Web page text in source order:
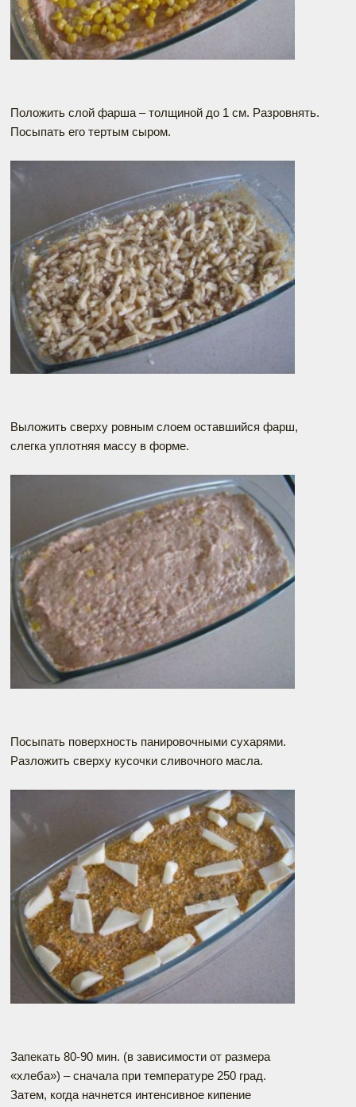
Положить слой фарша – толщиной до 1 см. Разровнять.
Посыпать его тертым сыром.
Выложить сверху ровным слоем оставшийся фарш,
слегка уплотняя массу в форме.
Посыпать поверхность панировочными сухарями.
Разложить сверху кусочки сливочного масла.
Запекать 80-90 мин. (в зависимости от размера
«хлеба») – сначала при температуре 250 град.
Затем, когда начнется интенсивное кипение